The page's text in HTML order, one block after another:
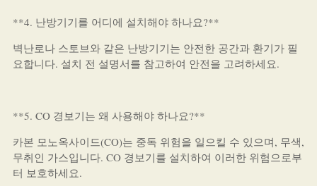
**4. 난방기기를 어디에 설치해야 하나요?**
벽난로나 스토브와 같은 난방기기는 안전한 공간과 환기가 필
요합니다. 설치 전 설명서를 참고하여 안전을 고려하세요.
**5. CO 경보기는 왜 사용해야 하나요?**
카본 모노옥사이드(CO)는 중독 위험을 일으킬 수 있으며, 무색,
무취인 가스입니다. CO 경보기를 설치하여 이러한 위험으로부
터 보호하세요.